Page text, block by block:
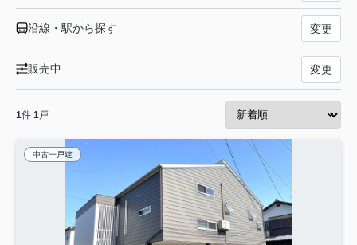
沿線・駅から探す 変更
販売中 変更
1件 1戸
中古一戸建